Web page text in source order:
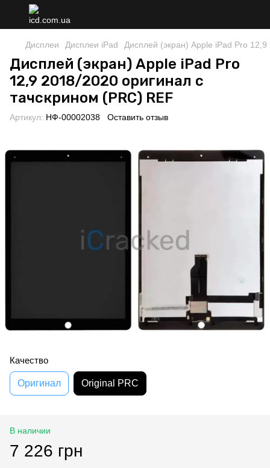
Дисплеи Дисплеи iPad Дисплей (экран) Apple iPad Pro
Дисплей (экран) Apple iPad Pro
12,9 2018/2020 оригинал с
тачскрином (PRC) REF
Артикул: НФ-00002038 Оставить отзыв
Качество
Оригинал Original PRC
В наличии
7 226 грн